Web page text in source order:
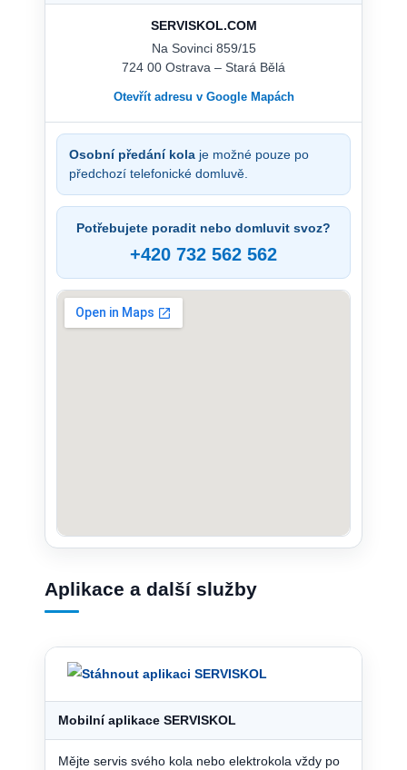
SERVISKOL.COM
Na Sovinci 859/15
724 00 Ostrava – Stará Bělá
Otevřít adresu v Google Mapách
Osobní předání kola je možné pouze po
předchozí telefonické domluvě.
Potřebujete poradit nebo domluvit svoz?
+420 732 562 562
Aplikace a další služby
Mobilní aplikace SERVISKOL
Mějte servis svého kola nebo elektrokola vždy po